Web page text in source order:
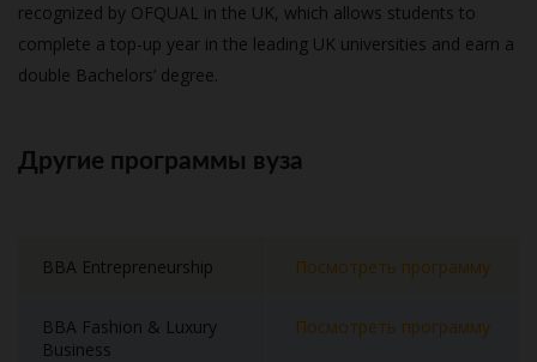
recognized by OFQUAL in the UK, which allows students to
complete a top-up year in the leading UK universities and earn a
double Bachelors’ degree.
Другие программы вуза
BBA Entrepreneurship Посмотреть программу
BBA Fashion & Luxury
Business
Посмотреть программу